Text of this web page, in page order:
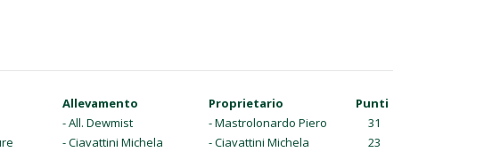
Allevamento Proprietario
Punti
- All. Dewmist - Mastrolonardo Piero
31
- Ciavattini Michela - Ciavattini Michela
23